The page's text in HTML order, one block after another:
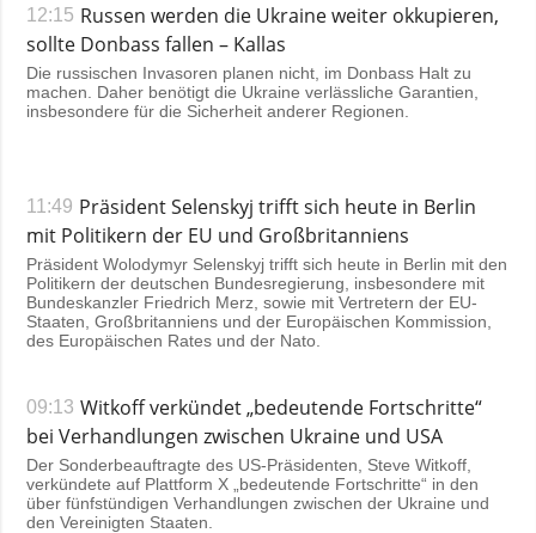
12:15 Russen werden die Ukraine weiter okkupieren,
sollte Donbass fallen – Kallas
Die russischen Invasoren planen nicht, im Donbass Halt zu
machen. Daher benötigt die Ukraine verlässliche Garantien,
insbesondere für die Sicherheit anderer Regionen.
11:49 Präsident Selenskyj trifft sich heute in Berlin
mit Politikern der EU und Großbritanniens
Präsident Wolodymyr Selenskyj trifft sich heute in Berlin mit den
Politikern der deutschen Bundesregierung, insbesondere mit
Bundeskanzler Friedrich Merz, sowie mit Vertretern der EU-
Staaten, Großbritanniens und der Europäischen Kommission,
des Europäischen Rates und der Nato.
09:13 Witkoff verkündet „bedeutende Fortschritte“
bei Verhandlungen zwischen Ukraine und USA
Der Sonderbeauftragte des US-Präsidenten, Steve Witkoff,
verkündete auf Plattform X „bedeutende Fortschritte“ in den
über fünfstündigen Verhandlungen zwischen der Ukraine und
den Vereinigten Staaten.